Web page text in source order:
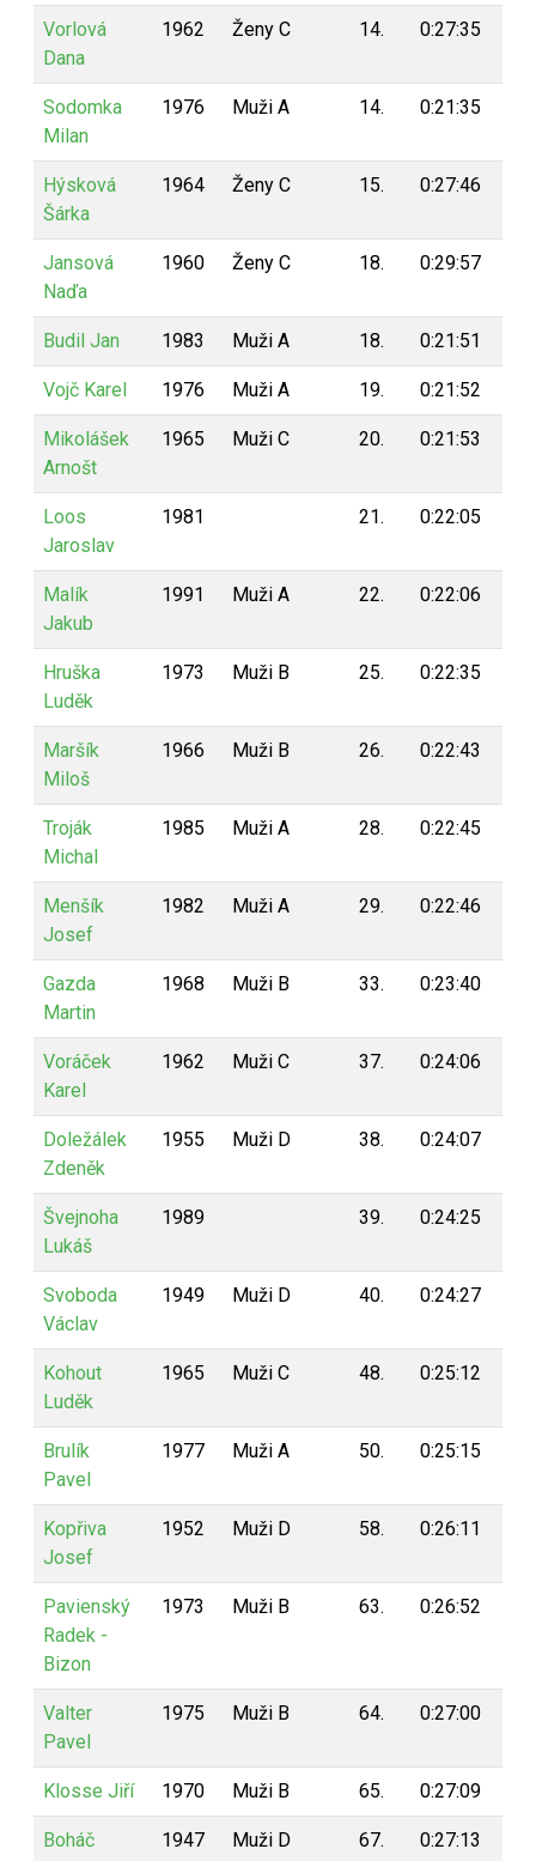
Vorlová
Dana
1962 Ženy C 14. 0:27:35
Sodomka
Milan
1976 Muži A 14. 0:21:35
Hýsková
Šárka
1964 Ženy C 15. 0:27:46
Jansová
Naďa
1960 Ženy C 18. 0:29:57
Budil Jan 1983 Muži A 18. 0:21:51
Vojč Karel 1976 Muži A 19. 0:21:52
Mikolášek
Arnošt
1965 Muži C 20. 0:21:53
Loos
Jaroslav
1981 21. 0:22:05
Malík
Jakub
1991 Muži A 22. 0:22:06
Hruška
Luděk
1973 Muži B 25. 0:22:35
Maršík
Miloš
1966 Muži B 26. 0:22:43
Troják
Michal
1985 Muži A 28. 0:22:45
Menšík
Josef
1982 Muži A 29. 0:22:46
Gazda
Martin
1968 Muži B 33. 0:23:40
Voráček
Karel
1962 Muži C 37. 0:24:06
Doležálek
Zdeněk
1955 Muži D 38. 0:24:07
Švejnoha
Lukáš
1989 39. 0:24:25
Svoboda
Václav
1949 Muži D 40. 0:24:27
Kohout
Luděk
1965 Muži C 48. 0:25:12
Brulík
Pavel
1977 Muži A 50. 0:25:15
Kopřiva
Josef
1952 Muži D 58. 0:26:11
Pavienský
Radek -
Bizon
1973 Muži B 63. 0:26:52
Valter
Pavel
1975 Muži B 64. 0:27:00
Klosse Jiří 1970 Muži B 65. 0:27:09
Boháč
1947 Muži D 67. 0:27:13